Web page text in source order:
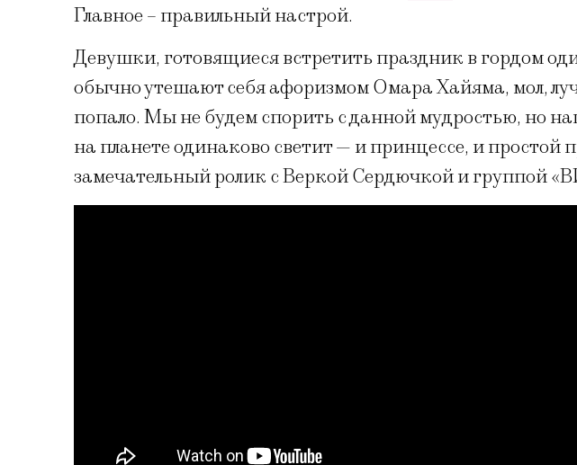
Главное – правильный настрой.
Девушки, готовящиеся встретить праздник в гордом
обычно утешают себя афоризмом Омара Хайяма, мол,
попало. Мы не будем спорить с данной мудростью, но
на планете одинаково светит — и принцессе, и
замечательный ролик с Веркой Сердючкой и группой